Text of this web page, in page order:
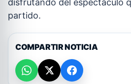
disfrutando del espectáculo
partido.
COMPARTIR NOTICIA